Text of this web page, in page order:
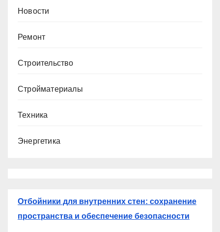
Новости
Ремонт
Строительство
Стройматериалы
Техника
Энергетика
Отбойники для внутренних стен: сохранение
пространства и обеспечение безопасности